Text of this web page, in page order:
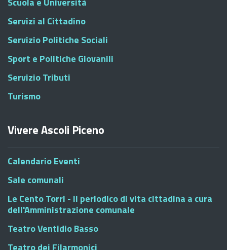
Servizi al Cittadino
Servizio Politiche Sociali
Sport e Politiche Giovanili
Servizio Tributi
Turismo
Vivere Ascoli Piceno
Calendario Eventi
Sale comunali
Le Cento Torri - Il periodico di vita cittadina a cura
dell'Amministrazione comunale
Teatro Ventidio Basso
Teatro dei Filarmonici